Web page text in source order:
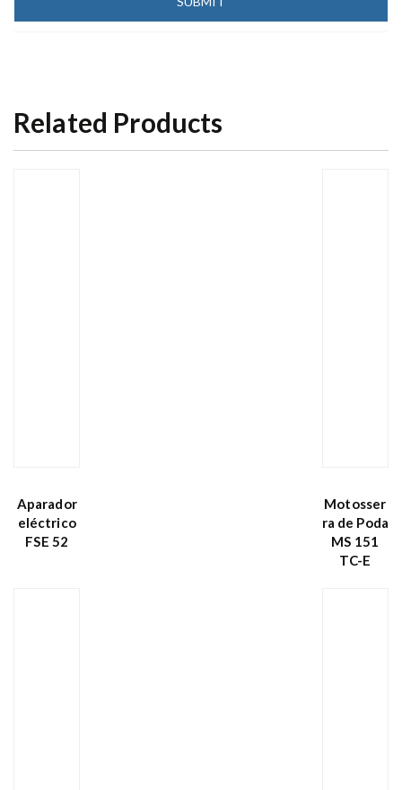
Related Products
Aparador
eléctrico
FSE 52
Motosser
ra de Poda
MS 151
TC-E